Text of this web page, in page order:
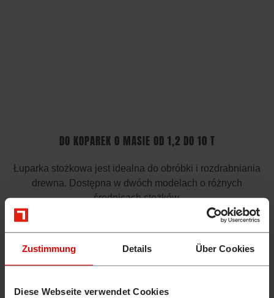
Zustimmung Details Über Cookies
Diese Webseite verwendet Cookies
DO KOPAREK O MASIE OD 1,2 DO 10 T
Łuparka stożkowa jest idealna do obróbki i rozdrabniania
drewna. Dostępna w dwóch modelach o różnych
średnicach stożków.
WIĘCEJ INFORMACJI
WIELOFUNKCYJNE ŁYŻKI ŁOPATOWE